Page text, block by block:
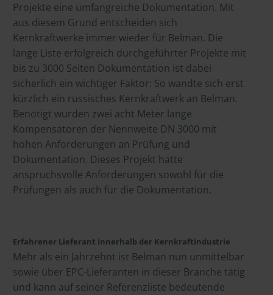
Projekte eine umfangreiche Dokumentation. Mit
aus diesem Grund entscheiden sich
Kernkraftwerke immer wieder für Belman. Die
lange Liste erfolgreich durchgeführter Projekte mit
bis zu 3000 Seiten Dokumentation ist dabei
sicherlich ein wichtiger Faktor: So wandte sich erst
kürzlich ein russisches Kernkraftwerk an Belman.
Benötigt wurden zwei acht Meter lange
Kompensatoren der Nennweite DN 3000 mit
hohen Anforderungen an Prüfung und
Dokumentation. Dieses Projekt hatte
anspruchsvolle Anforderungen sowohl für die
Prüfungen als auch für die Dokumentation.
Erfahrener Lieferant innerhalb der Kernkraftindustrie
Mehr als ein Jahrzehnt ist Belman nun unmittelbar
sowie über EPC-Lieferanten in dieser Branche tätig
und kann auf seiner Referenzliste bedeutende